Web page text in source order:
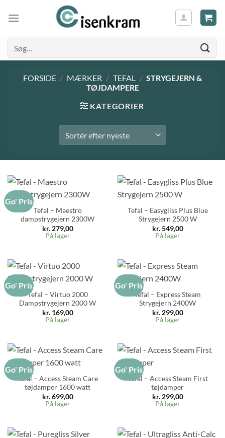
efter:
FORSIDE / MÆRKER / TEFAL / STRYGEJERN &
TØJDAMPERE
KATEGORIER
Go' Pris
Tefal – Maestro
dampstrygejern 2300W
kr.279,00
På lager
Tefal – Easygliss Plus Blue
Strygejern 2500 W
kr.549,00
På lager
Go' Pris
Tefal – Virtuo 2000
Dampstrygejern 2000 W
kr.169,00
På lager
Go' Pris
Tefal – Express Steam
Strygejern 2400W
kr.299,00
På lager
Go' Pris
Tefal – Access Steam Care
tøjdamper 1600 watt
kr.699,00
På lager
Go' Pris
Tefal – Access Steam First
tøjdamper
kr.299,00
På lager